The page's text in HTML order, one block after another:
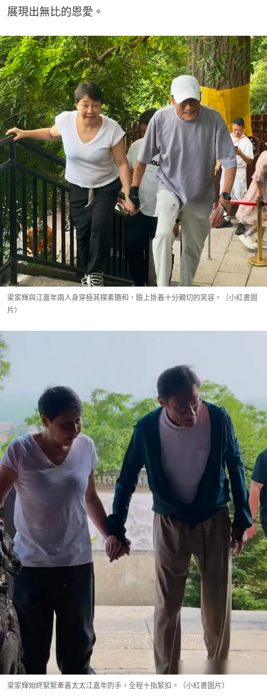
展現出無比的恩愛。
梁家輝與江嘉年兩人身穿極其樸素隨和，臉上掛着十分親切的笑容。（小紅書圖
片）
梁家輝始終緊緊牽着太太江嘉年的手，全程十指緊扣。（小紅書圖片）